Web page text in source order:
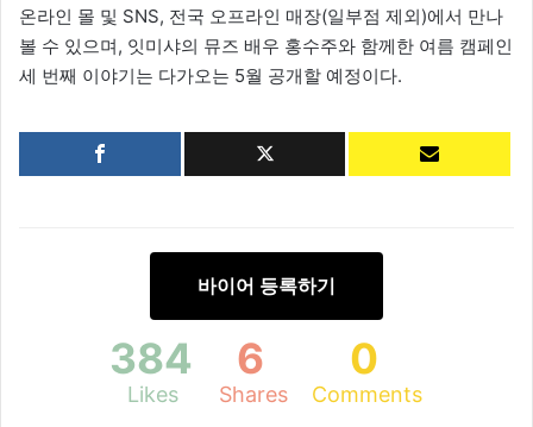
온라인 몰 및 SNS, 전국 오프라인 매장(일부점 제외)에서 만나
볼 수 있으며, 잇미샤의 뮤즈 배우 홍수주와 함께한 여름 캠페인
세 번째 이야기는 다가오는 5월 공개할 예정이다.
바이어 등록하기
384
Likes
6
Shares
0
Comments